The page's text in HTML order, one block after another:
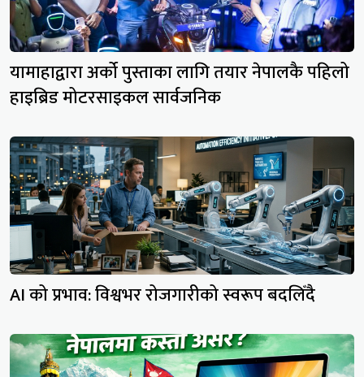
यामाहाद्वारा अर्को पुस्ताका लागि तयार नेपालकै पहिलो
हाइब्रिड मोटरसाइकल सार्वजनिक
AI को प्रभाव: विश्वभर रोजगारीको स्वरूप बदलिँदै